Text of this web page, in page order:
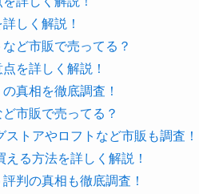
しく解説！
ど市販で売ってる？
を詳しく解説！
真相を徹底調査！
市販で売ってる？
トアやロフトなど市販も調査！
る方法を詳しく解説！
判の真相も徹底調査！